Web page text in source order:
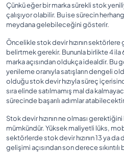
Çünkü eğer bir marka sürekli stok
çalışıyor olabilir. Bu ise sürecin
meydana gelebileceğini gösterir.
Öncelikle stok devir hızının
belirtmek gerekir. Bununla birlikte 4 ila
marka açısından oldukça idealdir.
yenileme oranıyla satışların dengeli
olduğu stok devir hızıyla süreç
sıra elinde satılmamış mal da
sürecinde başarılı adımlar
Stok devir hızının ne olması
mümkündür. Yüksek maliyetli lüks,
sektörlerde stok devir hızının 13 ya
gelişimi açısından son derece